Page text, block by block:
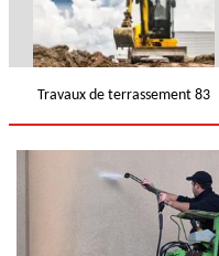
Travaux de terrassement 83